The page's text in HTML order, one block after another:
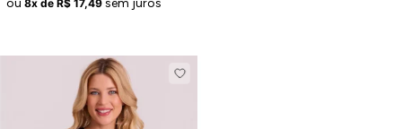
ou 8x de R$ 17,49 sem juros